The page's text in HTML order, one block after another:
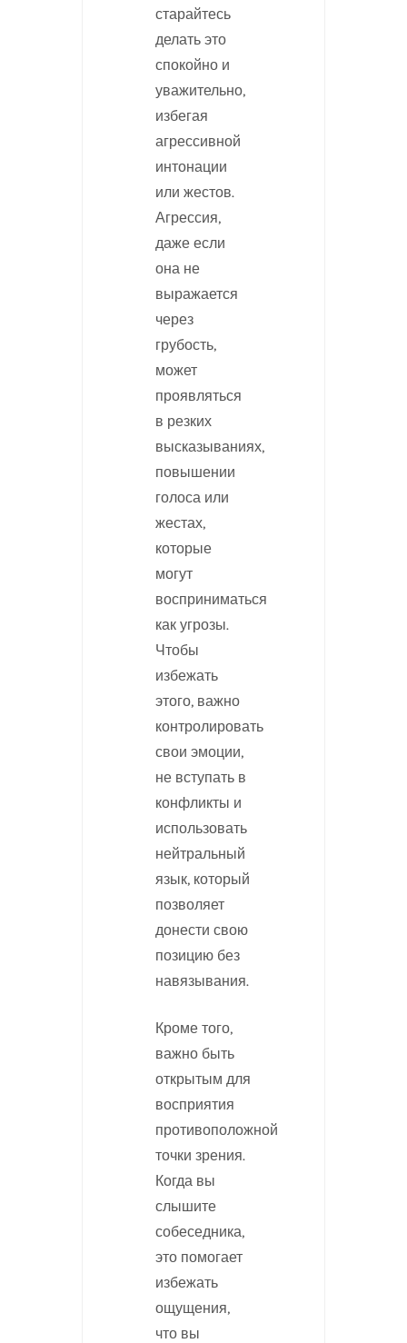
старайтесь
делать это
спокойно и
уважительно,
избегая
агрессивной
интонации
или жестов.
Агрессия,
даже если
она не
выражается
через
грубость,
может
проявляться
в резких
высказываниях,
повышении
голоса или
жестах,
которые
могут
восприниматься
как угрозы.
Чтобы
избежать
этого, важно
контролировать
свои эмоции,
не вступать в
конфликты и
использовать
нейтральный
язык, который
позволяет
донести свою
позицию без
навязывания.
Кроме того,
важно быть
открытым для
восприятия
противоположной
точки зрения.
Когда вы
слышите
собеседника,
это помогает
избежать
ощущения,
что вы